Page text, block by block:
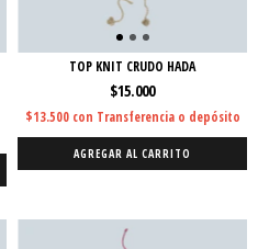
TOP KNIT CRUDO HADA
$15.000
$13.500 con Transferencia o depósito
AGREGAR AL CARRITO